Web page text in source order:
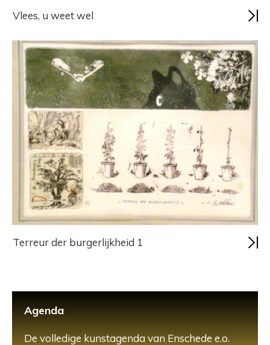
Vlees, u weet wel
Terreur der burgerlijkheid 1
Agenda
De volledige kunstagenda van Enschede e.o.